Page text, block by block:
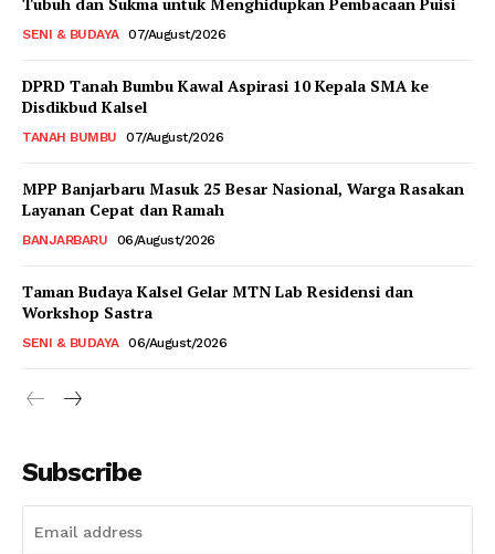
SENI & BUDAYA 07/August/2026
DPRD Tanah Bumbu Kawal Aspirasi 10 Kepala SMA ke
Disdikbud Kalsel
TANAH BUMBU 07/August/2026
MPP Banjarbaru Masuk 25 Besar Nasional, Warga Rasakan
Layanan Cepat dan Ramah
BANJARBARU 06/August/2026
Taman Budaya Kalsel Gelar MTN Lab Residensi dan
Workshop Sastra
SENI & BUDAYA 06/August/2026
Subscribe